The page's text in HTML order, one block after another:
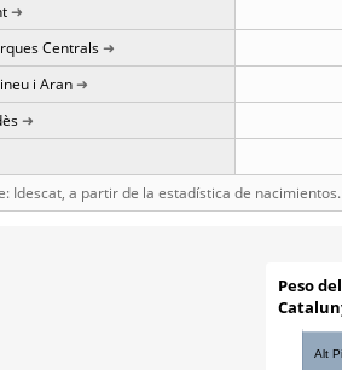
Centrals
i Aran
Idescat, a partir de la estadística de nacimientos.